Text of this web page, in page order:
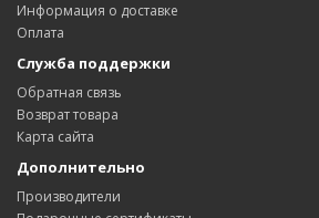
Информация о доставке
Оплата
Служба поддержки
Обратная связь
Возврат товара
Карта сайта
Дополнительно
Производители